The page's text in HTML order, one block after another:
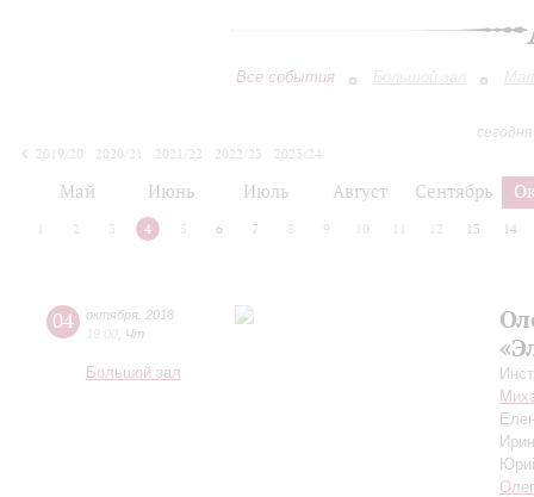
Все события Большой зал
2019/20
2020/21 2021/22 2022/23
2023/24
Май Июнь Июль Август Сентябрь
2 3 4 5 6 7 8 9 10 12 13 14
04 октября 2018
19:00 Чт
Большой зал